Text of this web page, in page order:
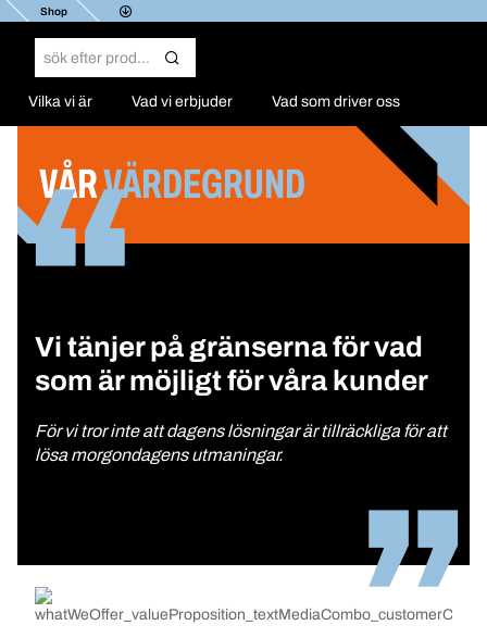
Shop
Vilka vi är Vad vi erbjuder Vad som driver oss
VÅRVÄRDEGRUND
Vi tänjer på gränserna för vad
som är möjligt för våra kunder
För vi tror inte att dagens lösningar är tillräckliga för att
lösa morgondagens utmaningar.